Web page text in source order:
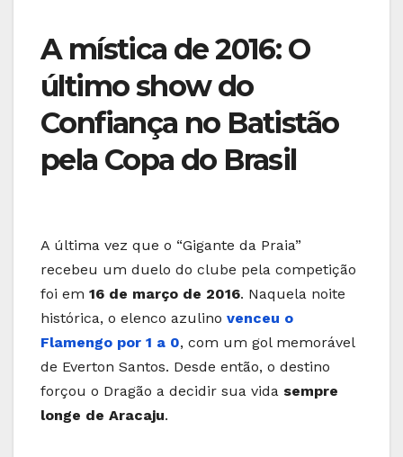
A mística de 2016: O
último show do
Confiança no Batistão
pela Copa do Brasil
A última vez que o “Gigante da Praia”
recebeu um duelo do clube pela competição
foi em 16 de março de 2016. Naquela noite
histórica, o elenco azulino venceu o
Flamengo por 1 a 0, com um gol memorável
de Everton Santos. Desde então, o destino
forçou o Dragão a decidir sua vida sempre
longe de Aracaju.